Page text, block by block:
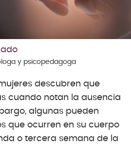
y psicopedagoga
descubren que
cuando notan la ausencia
algunas pueden
que ocurren en su cuerpo
o tercera semana de la